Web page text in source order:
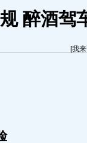
醉酒驾
[我